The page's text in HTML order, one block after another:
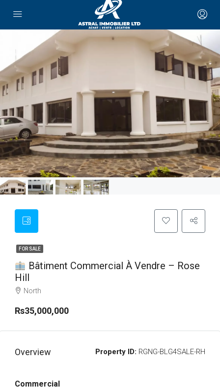
FOR SALE
Bâtiment Commercial À Vendre – Rose
Hill
North
Rs35,000,000
Overview Property ID: RGNG-BLG4SALE-RH
Commercial